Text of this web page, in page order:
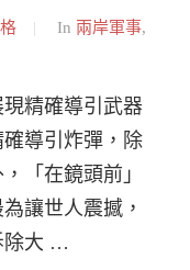
In 兩岸軍事,
精確導引武器
導引炸彈，除
「在鏡頭前」
讓世人震撼，
除大 …